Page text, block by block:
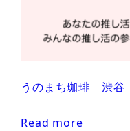
うのまち珈琲 渋谷
Read more